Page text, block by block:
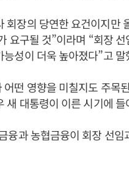
장의 당연한 요건이지만
요구될 것”이라며 “회장
성이 더욱 높아졌다”고 말
떤 영향을 미칠지도 주목
대통령이 이른 시기에
융과 농협금융이 회장 선